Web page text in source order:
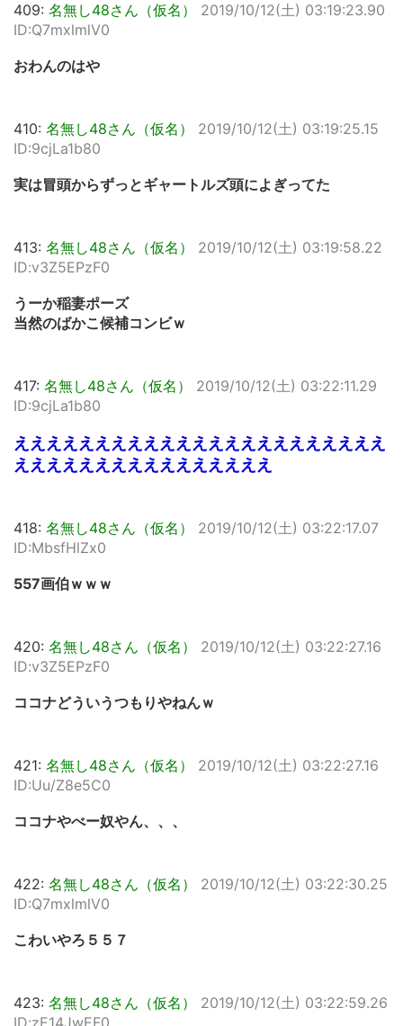
409: 名無し48さん（仮名）
2019/10/12(土) 03:19:23.90
ID:Q7mxlmlV0
おわんのはや
410: 名無し48さん（仮名）
2019/10/12(土) 03:19:25.15
ID:9cjLa1b80
実は冒頭からずっとギャートルズ頭によぎってた
413: 名無し48さん（仮名）
2019/10/12(土) 03:19:58.22
ID:v3Z5EPzF0
うーか稲妻ポーズ
当然のばかこ候補コンビｗ
417: 名無し48さん（仮名）
2019/10/12(土) 03:22:11.29
ID:9cjLa1b80
えええええええええええええええええええええええ
ええええええええええええええええ
418: 名無し48さん（仮名）
2019/10/12(土) 03:22:17.07
ID:MbsfHlZx0
557画伯ｗｗｗ
420: 名無し48さん（仮名）
2019/10/12(土) 03:22:27.16
ID:v3Z5EPzF0
ココナどういうつもりやねんｗ
421: 名無し48さん（仮名）
2019/10/12(土) 03:22:27.16
ID:Uu/Z8e5C0
ココナやべー奴やん、、、
422: 名無し48さん（仮名）
2019/10/12(土) 03:22:30.25
ID:Q7mxlmlV0
こわいやろ５５７
423: 名無し48さん（仮名）
2019/10/12(土) 03:22:59.26
ID:zE14JwEF0